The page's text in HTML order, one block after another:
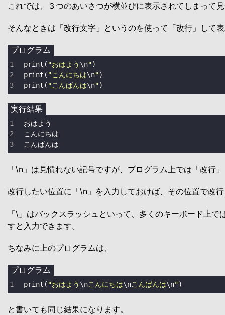
これでは、３つのあいさつが横並びに表示されてしまって
そんなときは「改行文字」というのを使って「改行」して
プログラム
print ( "おはよう \n"
print ( "こんにちは\n"
print ( "こんばんは\n")
実行結果
こんばんは
「\n」は見慣れない記号ですが、プログラム上では「改行
改行したい位置に「\n」を入力しておけば、その位置で改
「\」はバックスラッシュといって、多くのキーボード上で
すと入力できます。
ちなみに上のプログラムは、
プログラム
print ( "おはよう \nこんにちは\nこんばんは\n")
と書いても同じ結果になります。